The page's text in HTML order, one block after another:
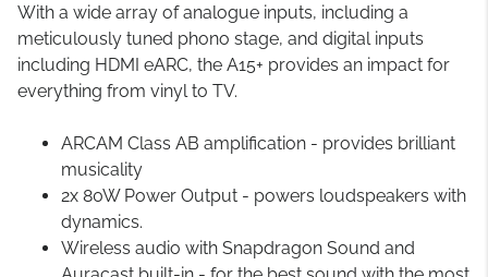
With a wide array of analogue inputs, including a
meticulously tuned phono stage, and digital inputs
including HDMI eARC, the A15+ provides an impact for
everything from vinyl to TV.
ARCAM Class AB amplification - provides brilliant
musicality
2x 80W Power Output - powers loudspeakers with
dynamics.
Wireless audio with Snapdragon Sound and